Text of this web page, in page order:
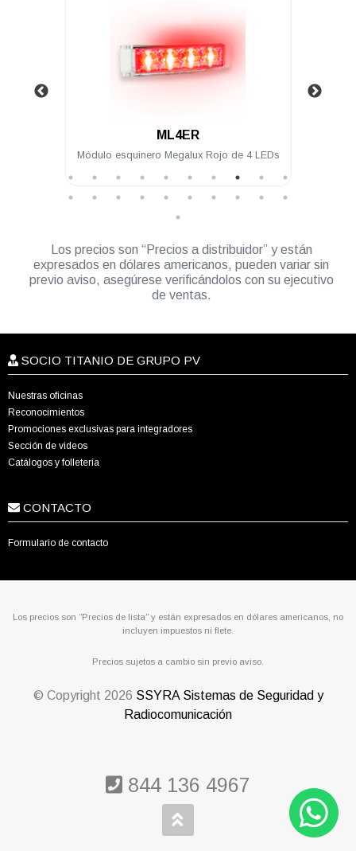
Rojo de 4 LEDs
Módulo intermedio Megalux Ámbar de 4
Los precios son “Precios a distribuidor” y están
expresados en dólares americanos, pueden variar sin
previo aviso, asegúrese verificándolos con su ejecutivo
de ventas.
SOCIO TITANIO DE GRUPO PV
Nuestras oficinas
Reconocimientos
Promociones exclusivas para integradores
Sección de videos
Catálogos y folletería
CONTACTO
Formulario de contacto
Los precios son “Precios de lista” y están expresados en dólares americanos, no
incluyen impuestos ni flete.
Precios sujetos a cambio sin previo aviso.
© Copyright 2026 SSYRA Sistemas de Seguridad y
Radiocomunicación
844 136 4967